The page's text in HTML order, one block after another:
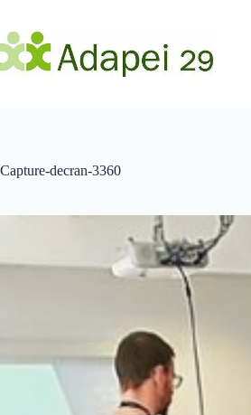
contenu
Capture-decran-3360